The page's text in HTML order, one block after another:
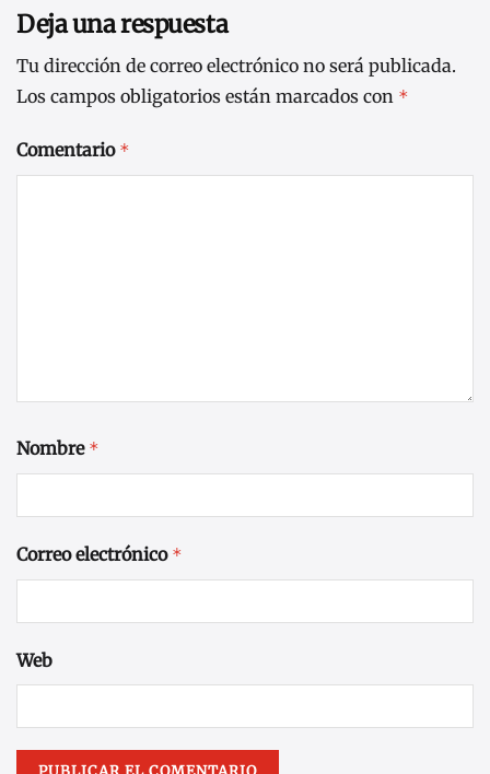
Deja una respuesta
Tu dirección de correo electrónico no será publicada.
Los campos obligatorios están marcados con *
Comentario *
Nombre *
Correo electrónico *
Web